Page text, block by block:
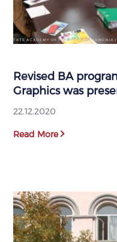
Revised BA
Graphics was
22.12.2020
Read More